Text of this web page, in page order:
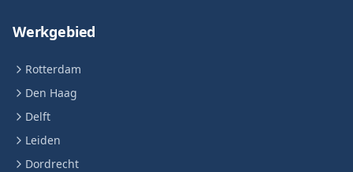
Werkgebied
Rotterdam
Den Haag
Delft
Leiden
Dordrecht